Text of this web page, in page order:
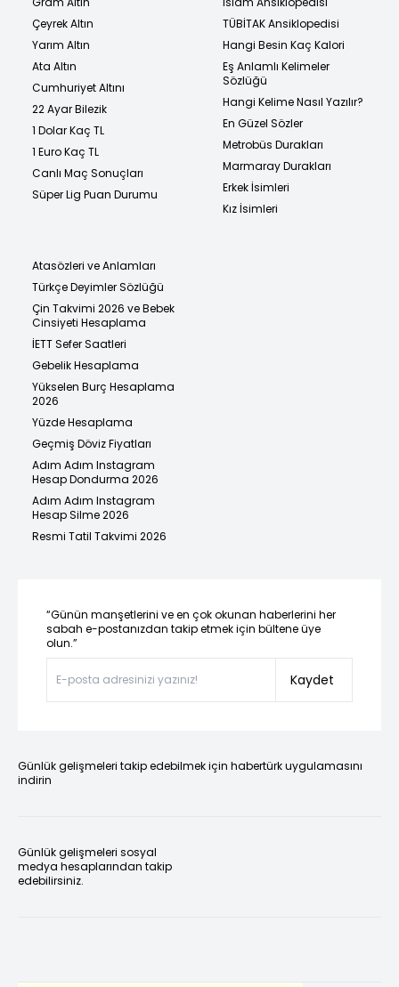
Çeyrek Altın
Yarım Altın
Ata Altın
Cumhuriyet Altını
22 Ayar Bilezik
1 Dolar Kaç TL
1 Euro Kaç TL
Canlı Maç Sonuçları
Süper Lig Puan Durumu
TÜBİTAK Ansiklopedisi
Hangi Besin Kaç Kalori
Eş Anlamlı Kelimeler
Sözlüğü
Hangi Kelime Nasıl Yazılır?
En Güzel Sözler
Metrobüs Durakları
Marmaray Durakları
Erkek İsimleri
Kız İsimleri
Atasözleri ve Anlamları
Türkçe Deyimler Sözlüğü
Çin Takvimi 2026 ve Bebek
Cinsiyeti Hesaplama
İETT Sefer Saatleri
Gebelik Hesaplama
Yükselen Burç Hesaplama
2026
Yüzde Hesaplama
Geçmiş Döviz Fiyatları
Adım Adım Instagram
Hesap Dondurma 2026
Adım Adım Instagram
Hesap Silme 2026
Resmi Tatil Takvimi 2026
“Günün manşetlerini ve en çok okunan haberlerini her
sabah e-postanızdan takip etmek için bültene üye
olun.”
Kaydet
Günlük gelişmeleri takip edebilmek için habertürk uygulamasını
indirin
Günlük gelişmeleri sosyal
medya hesaplarından takip
edebilirsiniz.